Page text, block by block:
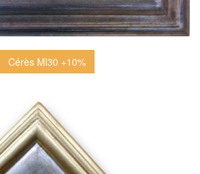
Cérès Ml30 +10%